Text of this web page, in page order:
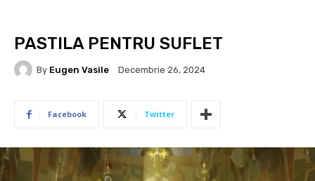
PASTILA PENTRU SUFLET
By Eugen Vasile Decembrie 26, 2024
Facebook Twitter